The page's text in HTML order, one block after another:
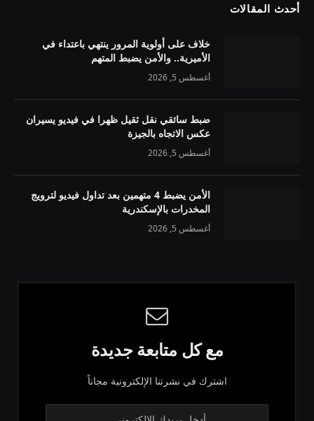
أحدث المقالات
خلاف على أولوية المرور ينتهي باعتداء في
الأميرية.. والأمن يضبط المتهم
أغسطس 5, 2026
ضبط سائقي نقل ثقيل ظهرا في فيديو يسيران
عكس الاتجاه بالجيزة
أغسطس 5, 2026
الأمن يضبط 4 متهمين بعد تداول فيديو لترويج
المخدرات بالإسكندرية
أغسطس 5, 2026
مع كل متابعة جديدة
اشترك في نشرتنا الإلكترونية مجاناً